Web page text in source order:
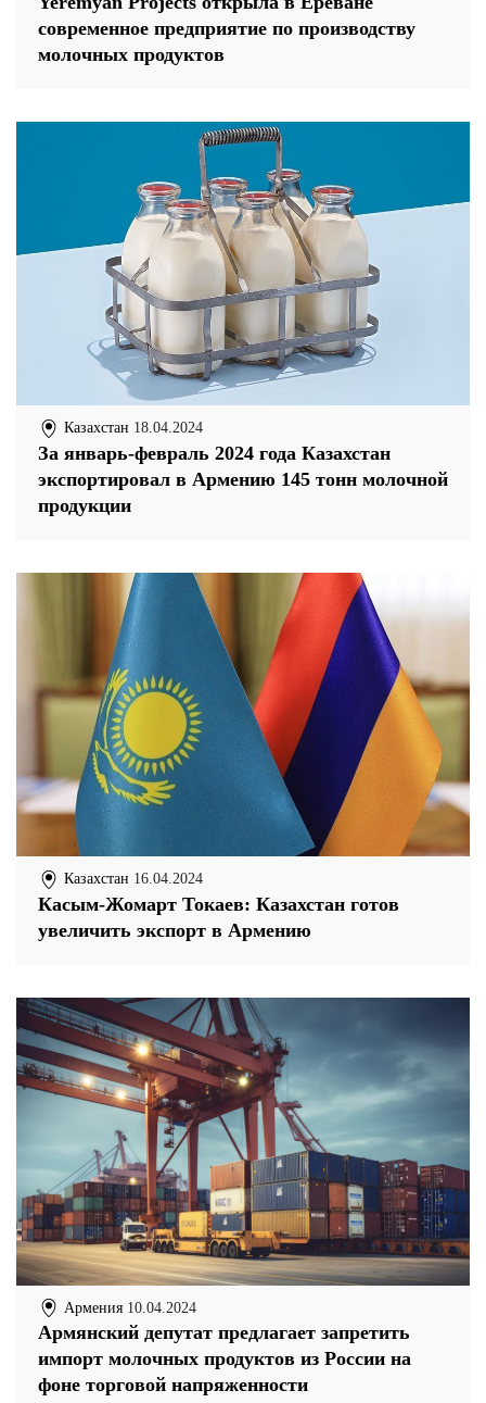
современное предприятие по производству
молочных продуктов
Казахстан 18.04.2024
За январь-февраль 2024 года Казахстан
экспортировал в Армению 145 тонн молочной
продукции
Казахстан 16.04.2024
Касым-Жомарт Токаев: Казахстан готов
увеличить экспорт в Армению
Армения 10.04.2024
Армянский депутат предлагает запретить
импорт молочных продуктов из России на
фоне торговой напряженности